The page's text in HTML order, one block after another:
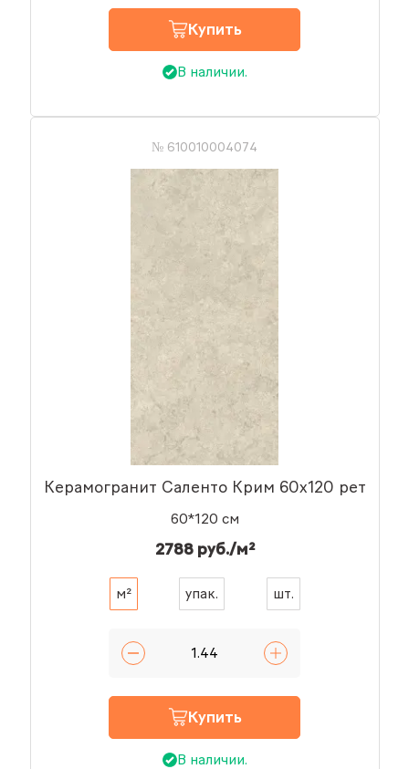
Купить
В наличии.
№ 610010004074
Керамогранит Саленто Крим 60x120 рет
60*120 см
2788 руб./м²
м² упак. шт.
Купить
В наличии.